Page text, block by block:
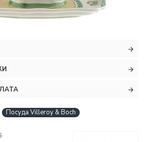
Посуда Villeroy & Boch